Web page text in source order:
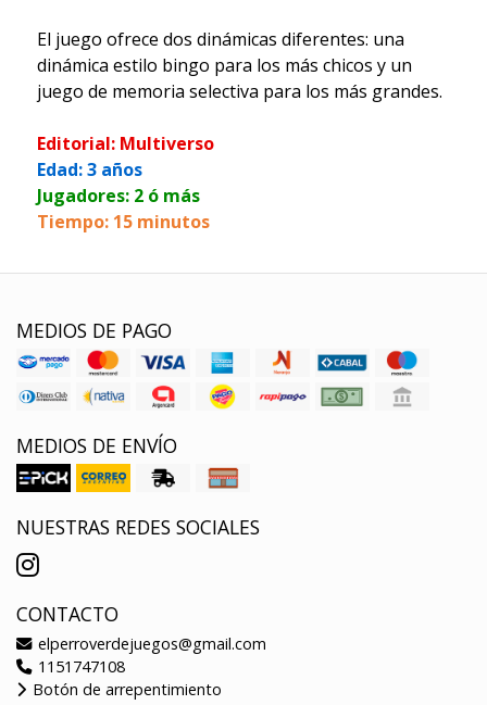
El juego ofrece dos dinámicas diferentes: una
dinámica estilo bingo para los más chicos y un
juego de memoria selectiva para los más grandes.
Editorial: Multiverso
Edad: 3 años
Jugadores: 2 ó más
Tiempo: 15 minutos
MEDIOS DE PAGO
MEDIOS DE ENVÍO
NUESTRAS REDES SOCIALES
CONTACTO
elperroverdejuegos@gmail.com
1151747108
Botón de arrepentimiento